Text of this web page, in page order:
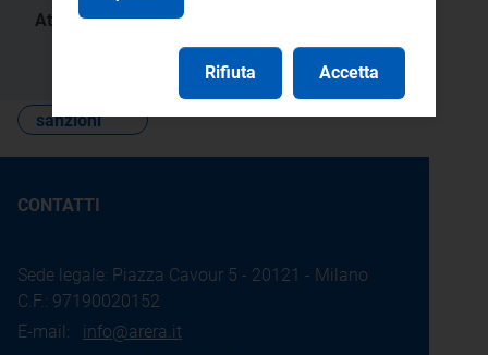
Atti:
433/2024/E/com
sanzioni
CONTATTI
Sede legale: Piazza Cavour 5 - 20121 - Milano
C.F.: 97190020152
E-mail: info@arera.it
Rifiuta Accetta